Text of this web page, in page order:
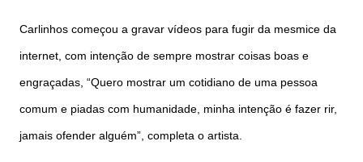
Carlinhos começou a gravar vídeos para fugir da mesmice da
internet, com intenção de sempre mostrar coisas boas e
engraçadas, “Quero mostrar um cotidiano de uma pessoa
comum e piadas com humanidade, minha intenção é fazer rir,
jamais ofender alguém”, completa o artista.